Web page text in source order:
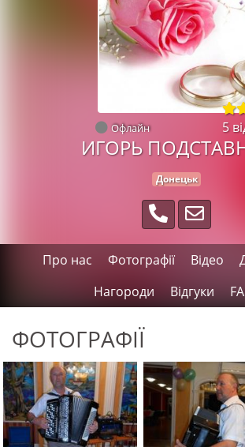
Офлайн 5
ИГОРЬ
Донецьк
Про нас Фотографії Відео
Нагороди
Відгуки
ФОТОГРАФІЇ